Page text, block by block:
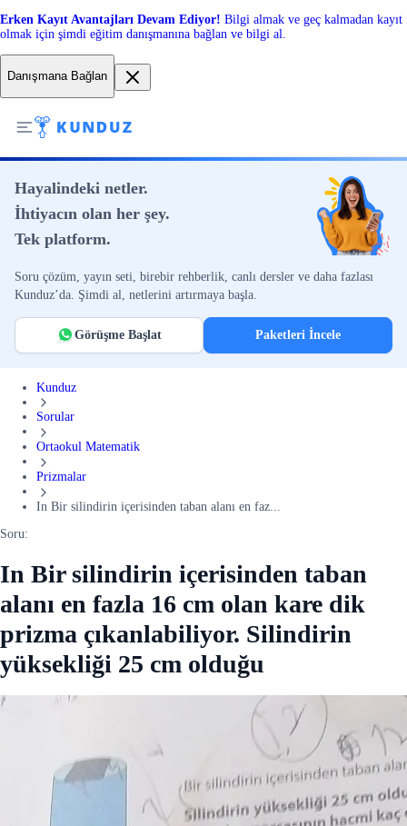
Erken Kayıt Avantajları Devam Ediyor! Bilgi almak ve geç kalmadan kayıt
olmak için şimdi eğitim danışmanına bağlan ve bilgi al.
Danışmana Bağlan
Hayalindeki netler.
İhtiyacın olan her şey.
Tek platform.
Soru çözüm, yayın seti, birebir rehberlik, canlı dersler ve daha fazlası
Kunduz’da. Şimdi al, netlerini artırmaya başla.
Görüşme Başlat Paketleri İncele
Kunduz
Sorular
Ortaokul Matematik
Prizmalar
In Bir silindirin içerisinden taban alanı en faz...
Soru:
In Bir silindirin içerisinden taban
alanı en fazla 16 cm olan kare dik
prizma çıkanlabiliyor. Silindirin
yüksekliği 25 cm olduğu